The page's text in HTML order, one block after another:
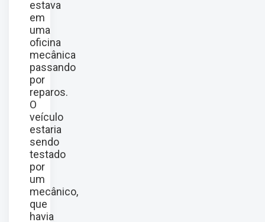
estava
em
uma
oficina
mecânica
passando
por
reparos.
O
veículo
estaria
sendo
testado
por
um
mecânico,
que
havia